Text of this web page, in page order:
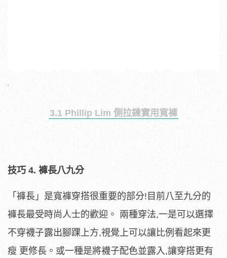
3.1 Phillip Lim 側拉鍊實用寬褲
技巧 4. 褲長八九分
「褲長」是寬褲穿搭很重要的部分!目前八至九分的
褲長最受時尚人士的歡迎。 兩種穿法,一是可以選擇
不穿襪子露出腳踝上方,視覺上可以讓比例看起來更
瘦 更修長。或一種是將襪子配色並露入,讓穿搭更有